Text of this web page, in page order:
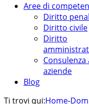
Aree di
Diritto
Diritto civile
Diritto
Consulenza
aziende
Blog
Ti trovi qui:Home-